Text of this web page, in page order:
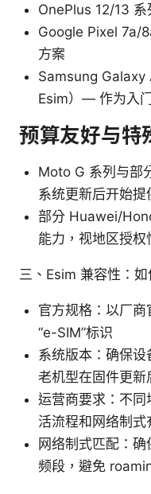
OnePlus 12/13
Google Pixel 7a/
方案
Samsung Galaxy
Esim）— 作为入
预算友好与特
Moto G 系列与部
系统更新后开始
部分 Huawei/
能力，视地区授权
三、Esim 兼容性：
官方规格：以厂商
“e-SIM”标识
系统版本：确保
老机型在固件更
运营商要求：不
活流程和网络制式
网络制式匹配：
频段，避免